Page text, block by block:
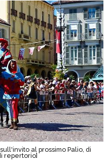
al prossimo Palio, di
repertorio]